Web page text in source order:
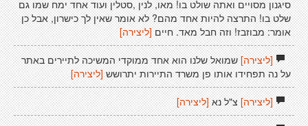
סיגנון מסויים ואתה שולט בו! מאו, לנין ,סטלין ועוד אחד ימח שמו גם
שלט בו! התרצה להיות אחד מהם? לא אומר שאין לך כישרון, אבל כן
אומר: מבוזבז! וזה חבל מאד. חיים[ליצירה]
[ליצירה]שמואל שלנו הוא אחד ממוקדי המשיכה לתיירים באתר
על נה תפחידו אותו פן משרד התיירות יתרושש [ליצירה]
[ליצירה]צ"ל נא [ליצירה]